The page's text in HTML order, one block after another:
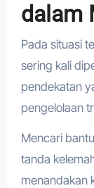
dalam
Pada situasi
sering kali
pendekatan
pengelolaan
Mencari
tanda
menandakan